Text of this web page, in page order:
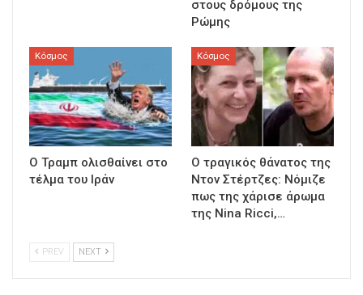
στους δρόμους της
Ρώμης
Κόσμος
Ο Τραμπ ολισθαίνει στο
τέλμα του Ιράν
Κόσμος
Ο τραγικός θάνατος της
Ντον Στέρτζες: Νόμιζε
πως της χάρισε άρωμα
της Nina Ricci,…
PREV NEXT